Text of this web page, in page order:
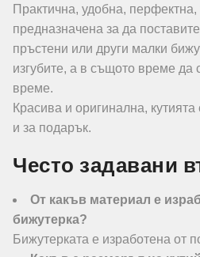
Практична, удобна, перфектна,
предназначена за да
пръстени или други малки
изгубите, а в същото време да
време.
Красива и оригинална,
и за подарък.
Често задавани
От какъв материал е
бижутерка?
Бижутерката е изработена от